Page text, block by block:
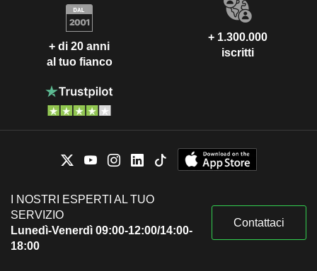
+ di 20 anni
al tuo fianco
+ 1.300.000
iscritti
I NOSTRI ESPERTI AL TUO
SERVIZIO
Lunedì-Venerdì 09:00-12:00/14:00-
18:00
Contattaci